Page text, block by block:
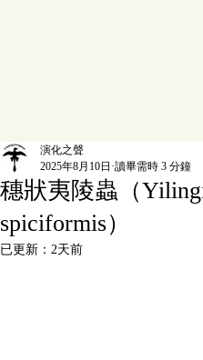
穗狀夷陵蟲（
spiciformis）
演化之聲
2025年8月10日 讀畢需時 3 分鐘
已更新： 2天前